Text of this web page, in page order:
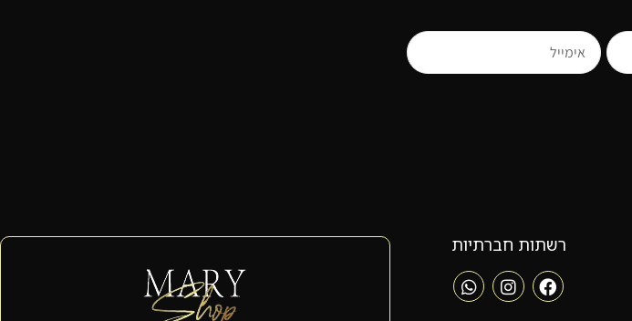
רשתות חברתיות